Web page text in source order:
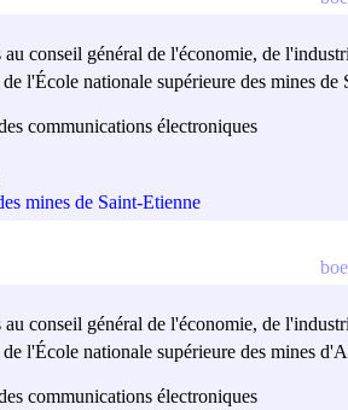
conseil général de l'économie, de
l'École nationale supérieure des mines de
communications électroniques
mines de Saint-Etienne
conseil général de l'économie, de
l'École nationale supérieure des mines
communications électroniques